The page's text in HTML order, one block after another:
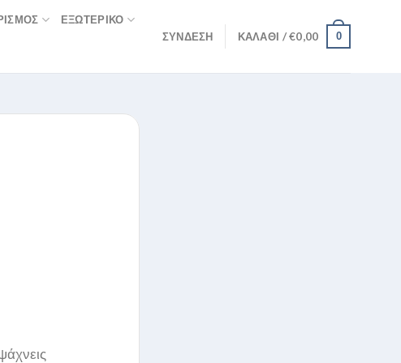
ΕΞΩΤΕΡΙΚΌ
ΣΎΝΔΕΣΗ ΚΑΛΆΘΙ /€0,00 0